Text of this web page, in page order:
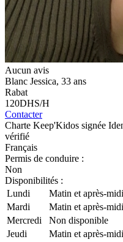
Aucun avis
Blanc Jessica, 33 ans
Rabat
120DHS/H
Contacter
Charte Keep'Kidos signée
vérifié
Français
Permis de conduire :
Non
Disponibilités :
Lundi
Matin et après-midi
Mardi
Matin et après-midi
Mercredi
Non disponible
Jeudi
Matin et après-midi